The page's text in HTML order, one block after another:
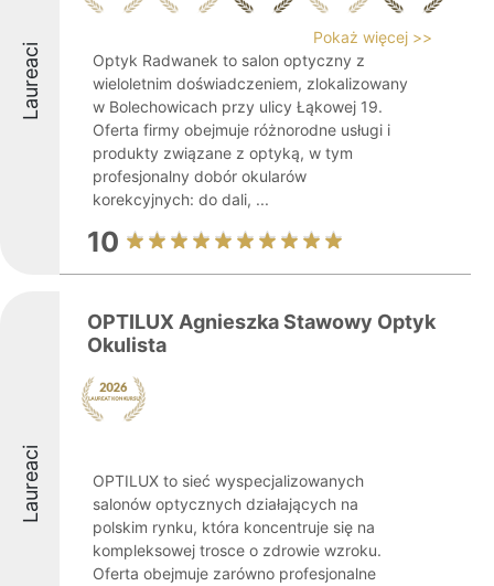
Laureaci
Pokaż więcej >>
Optyk Radwanek to salon optyczny z
wieloletnim doświadczeniem, zlokalizowany
w Bolechowicach przy ulicy Łąkowej 19.
Oferta firmy obejmuje różnorodne usługi i
produkty związane z optyką, w tym
profesjonalny dobór okularów
korekcyjnych: do dali, ...
10
Laureaci
OPTILUX Agnieszka Stawowy Optyk
Okulista
OPTILUX to sieć wyspecjalizowanych
salonów optycznych działających na
polskim rynku, która koncentruje się na
kompleksowej trosce o zdrowie wzroku.
Oferta obejmuje zarówno profesjonalne